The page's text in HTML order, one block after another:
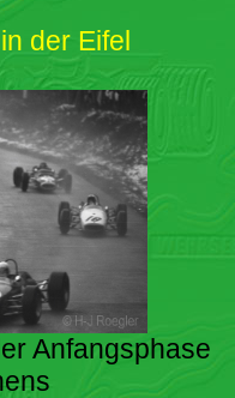
der Eifel
Anfangsphase